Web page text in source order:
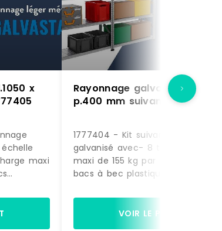
x
maxi
200 x P.
-
Rayonnage galvastar l.1050
p.400 mm suivant – 1777404
1777404 - Kit suivant rayonnage
galvanisé avec- 8 tablettes.
maxi de 155 kg par tablette.- 28
bacs à bec plastique volume 12,5
200 x L. 200 x P. 350
du rayonnage : H. 1972 x L. 1090
400 mm
VOIR LE PRODUIT